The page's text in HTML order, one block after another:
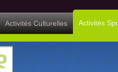
Activités Culturelles Activités